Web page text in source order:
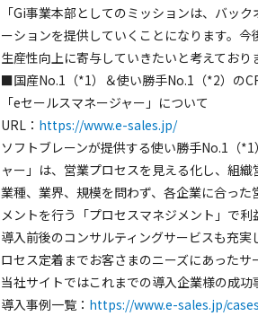
「Gi事業本部としてのミッションは、バッ
ーションを提供していくことになります。
生産性向上に寄与していきたいと考えており
■国産No.1（*1）＆使い勝手No.1（*2）の
「eセールスマネージャー」について
URL： https://www.e-sales.jp/
ソフトブレーンが提供する使い勝手No.1（
ャー」は、営業プロセスを見える化し、組織
業種、業界、規模を問わず、各企業に合っ
メントを行う「プロセスマネジメント」で利
導入前後のコンサルティングサービスも充
ロセス定着までお客さまのニーズにあったサ
当社サイトではこれまでの導入企業様の成功
導入事例一覧： https://www.e-sales.jp/